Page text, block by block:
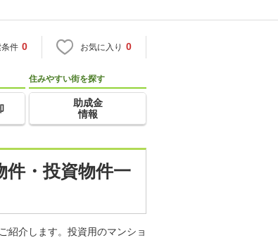
件 0 お気に入り 0
住みやすい街を探す
助成金
情報
件・投資物件一
紹介します。投資用のマンショ